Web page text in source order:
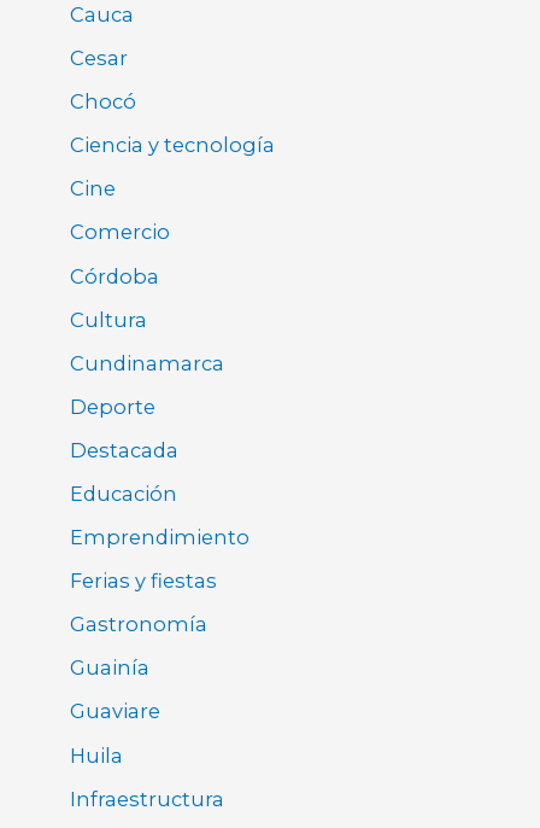
Cauca
Cesar
Chocó
Ciencia y tecnología
Cine
Comercio
Córdoba
Cultura
Cundinamarca
Deporte
Destacada
Educación
Emprendimiento
Ferias y fiestas
Gastronomía
Guainía
Guaviare
Huila
Infraestructura